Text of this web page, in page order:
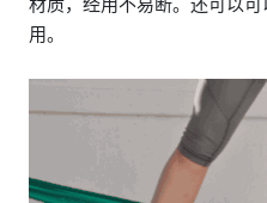
材质，经用不易断。还可以
用。